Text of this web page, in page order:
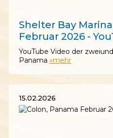
Shelter Bay
Februar 2026 -
YouTube Video der
Panama »mehr
15.02.2026